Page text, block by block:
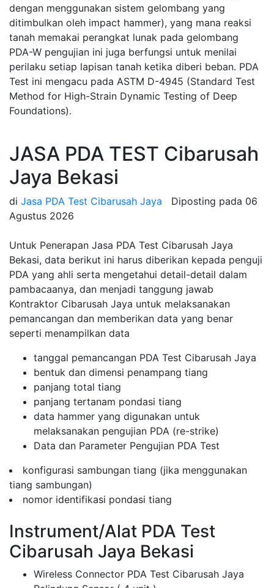
dengan menggunakan sistem gelombang yang
ditimbulkan oleh impact hammer), yang mana reaksi
tanah memakai perangkat lunak pada gelombang
PDA-W pengujian ini juga berfungsi untuk menilai
perilaku setiap lapisan tanah ketika diberi beban. PDA
Test ini mengacu pada ASTM D-4945 (Standard Test
Method for High-Strain Dynamic Testing of Deep
Foundations).
JASA PDA TEST Cibarusah
Jaya Bekasi
di Jasa PDA Test Cibarusah Jaya Diposting pada 06
Agustus 2026
Untuk Penerapan Jasa PDA Test Cibarusah Jaya
Bekasi, data berikut ini harus diberikan kepada penguji
PDA yang ahli serta mengetahui detail-detail dalam
pambacaanya, dan menjadi tanggung jawab
Kontraktor Cibarusah Jaya untuk melaksanakan
pemancangan dan memberikan data yang benar
seperti menampilkan data
tanggal pemancangan PDA Test Cibarusah Jaya
bentuk dan dimensi penampang tiang
panjang total tiang
panjang tertanam pondasi tiang
data hammer yang digunakan untuk
melaksanakan pengujian PDA (re-strike)
Data dan Parameter Pengujian PDA Test
konfigurasi sambungan tiang (jika menggunakan
tiang sambungan)
nomor identifikasi pondasi tiang
Instrument/Alat PDA Test
Cibarusah Jaya Bekasi
Wireless Connector PDA Test Cibarusah Jaya